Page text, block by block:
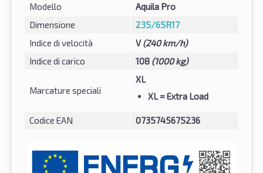
Modello
Aquila Pro
Dimensione
235/65R17
Indice di velocità
V(240 km/h)
Indice di carico
108 (1000 kg)
Marcature speciali
XL
XL= Extra Load
Codice EAN 0735745675236